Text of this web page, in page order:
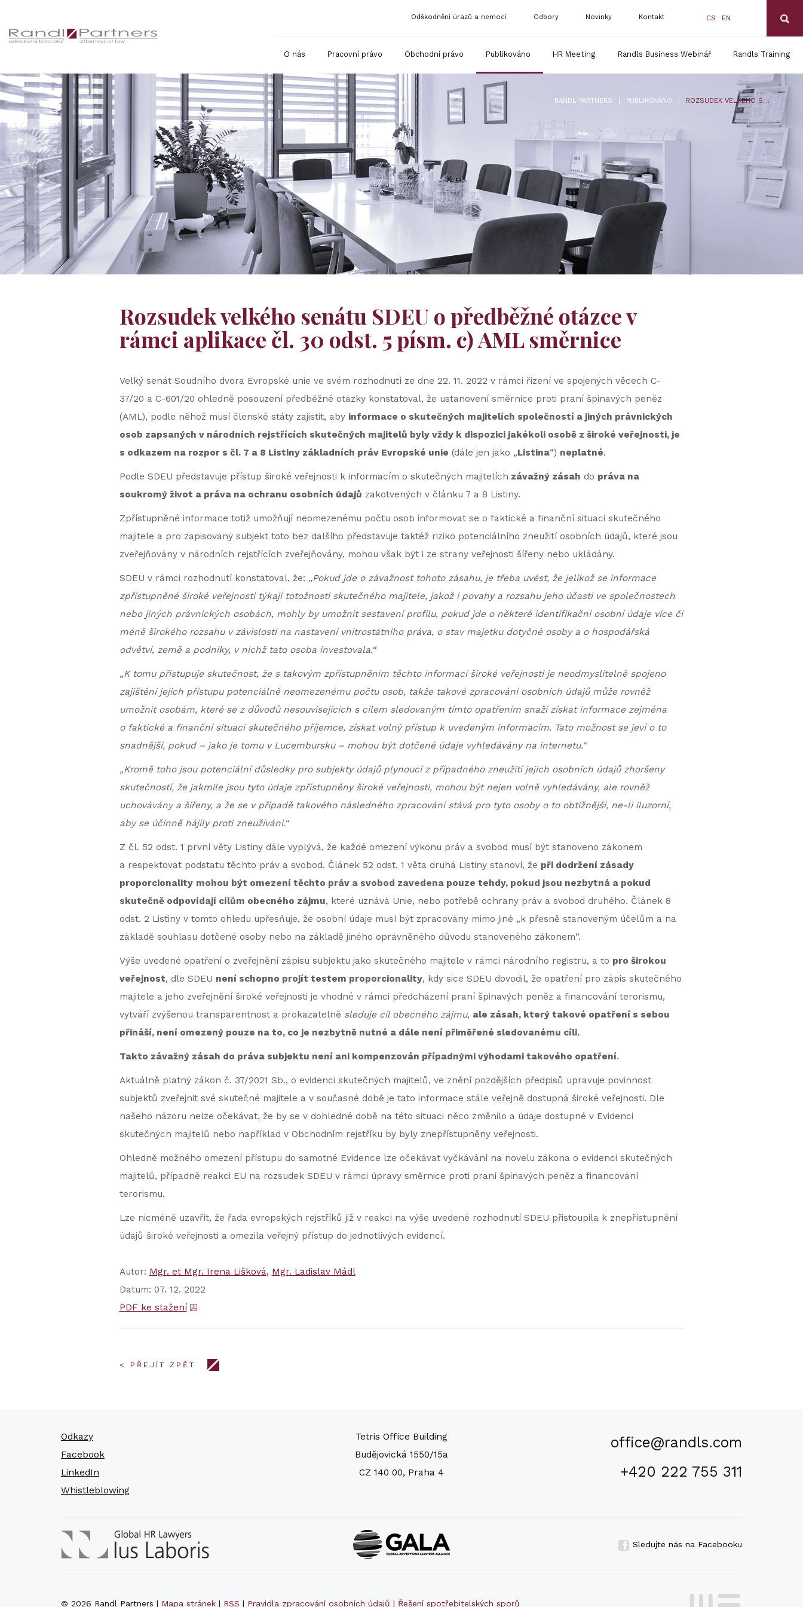
CS EN
Odškodnění úrazů a nemocí Odbory Novinky Kontakt
O nás Pracovní právo Obchodní právo Publikováno HR Meeting Randls Business Webinář Randls Training
RANDL PARTNERS PUBLIKOVÁNO ROZSUDEK VELKÉHO SENÁTU SDEU O PŘEDBĚŽNÉ OTÁZCE V RÁMCI APLIKACE ČL. 30 ODST. 5 PÍSM. C) AML SMĚRNICE
Rozsudek velkého senátu SDEU o předběžné otázce v
rámci aplikace čl. 30 odst. 5 písm. c) AML směrnice
Velký senát Soudního dvora Evropské unie ve svém rozhodnutí ze dne 22. 11. 2022 v rámci řízení ve spojených věcech C-
37/20 a C-601/20 ohledně posouzení předběžné otázky konstatoval, že ustanovení směrnice proti praní špinavých peněz
(AML), podle něhož musí členské státy zajistit, aby informace o skutečných majitelích společností a jiných právnických
osob zapsaných v národních rejstřících skutečných majitelů byly vždy k dispozici jakékoli osobě z široké veřejnosti, je
s odkazem na rozpor s čl. 7 a 8 Listiny základních práv Evropské unie (dále jen jako „Listina“) neplatné.
Podle SDEU představuje přístup široké veřejnosti k informacím o skutečných majitelích závažný zásah do práva na
soukromý život a práva na ochranu osobních údajů zakotvených v článku 7 a 8 Listiny.
Zpřístupněné informace totiž umožňují neomezenému počtu osob informovat se o faktické a finanční situaci skutečného
majitele a pro zapisovaný subjekt toto bez dalšího představuje taktéž riziko potenciálního zneužití osobních údajů, které jsou
zveřejňovány v národních rejstřících zveřejňovány, mohou však být i ze strany veřejnosti šířeny nebo ukládány.
SDEU v rámci rozhodnutí konstatoval, že: „Pokud jde o závažnost tohoto zásahu, je třeba uvést, že jelikož se informace
zpřístupněné široké veřejnosti týkají totožnosti skutečného majitele, jakož i povahy a rozsahu jeho účasti ve společnostech
nebo jiných právnických osobách, mohly by umožnit sestavení profilu, pokud jde o některé identifikační osobní údaje více či
méně širokého rozsahu v závislosti na nastavení vnitrostátního práva, o stav majetku dotyčné osoby a o hospodářská
odvětví, země a podniky, v nichž tato osoba investovala.“
„K tomu přistupuje skutečnost, že s takovým zpřístupněním těchto informací široké veřejnosti je neodmyslitelně spojeno
zajištění jejich přístupu potenciálně neomezenému počtu osob, takže takové zpracování osobních údajů může rovněž
umožnit osobám, které se z důvodů nesouvisejících s cílem sledovaným tímto opatřením snaží získat informace zejména
o faktické a finanční situaci skutečného příjemce, získat volný přístup k uvedeným informacím. Tato možnost se jeví o to
snadnější, pokud – jako je tomu v Lucembursku – mohou být dotčené údaje vyhledávány na internetu.“
„Kromě toho jsou potenciální důsledky pro subjekty údajů plynoucí z případného zneužití jejich osobních údajů zhoršeny
skutečností, že jakmile jsou tyto údaje zpřístupněny široké veřejnosti, mohou být nejen volně vyhledávány, ale rovněž
uchovávány a šířeny, a že se v případě takového následného zpracování stává pro tyto osoby o to obtížnější, ne-li iluzorní,
aby se účinně hájily proti zneužívání.“
Z čl. 52 odst. 1 první věty Listiny dále vyplývá, že každé omezení výkonu práv a svobod musí být stanoveno zákonem
a respektovat podstatu těchto práv a svobod. Článek 52 odst. 1 věta druhá Listiny stanoví, že při dodržení zásady
proporcionality mohou být omezení těchto práv a svobod zavedena pouze tehdy, pokud jsou nezbytná a pokud
skutečně odpovídají cílům obecného zájmu, které uznává Unie, nebo potřebě ochrany práv a svobod druhého. Článek 8
odst. 2 Listiny v tomto ohledu upřesňuje, že osobní údaje musí být zpracovány mimo jiné „k přesně stanoveným účelům a na
základě souhlasu dotčené osoby nebo na základě jiného oprávněného důvodu stanoveného zákonem“.
Výše uvedené opatření o zveřejnění zápisu subjektu jako skutečného majitele v rámci národního registru, a to pro širokou
veřejnost, dle SDEU není schopno projít testem proporcionality, kdy sice SDEU dovodil, že opatření pro zápis skutečného
majitele a jeho zveřejnění široké veřejnosti je vhodné v rámci předcházení praní špinavých peněz a financování terorismu,
vytváří zvýšenou transparentnost a prokazatelně sleduje cíl obecného zájmu, ale zásah, který takové opatření s sebou
přináší, není omezený pouze na to, co je nezbytně nutné a dále není přiměřené sledovanému cíli.
Takto závažný zásah do práva subjektu není ani kompenzován případnými výhodami takového opatření.
Aktuálně platný zákon č. 37/2021 Sb., o evidenci skutečných majitelů, ve znění pozdějších předpisů upravuje povinnost
subjektů zveřejnit své skutečné majitele a v současné době je tato informace stále veřejně dostupná široké veřejnosti. Dle
našeho názoru nelze očekávat, že by se v dohledné době na této situaci něco změnilo a údaje dostupné v Evidenci
skutečných majitelů nebo například v Obchodním rejstříku by byly znepřístupněny veřejnosti.
Ohledně možného omezení přístupu do samotné Evidence lze očekávat vyčkávání na novelu zákona o evidenci skutečných
majitelů, případně reakci EU na rozsudek SDEU v rámci úpravy směrnice proti praní špinavých peněz a financování
terorismu.
Lze nicméně uzavřít, že řada evropských rejstříků již v reakci na výše uvedené rozhodnutí SDEU přistoupila k znepřístupnění
údajů široké veřejnosti a omezila veřejný přístup do jednotlivých evidencí.
Autor: Mgr. et Mgr. Irena Lišková Mgr. Ladislav Mádl
Datum: 07. 12. 2022
PDF ke stažení
< PŘEJÍT ZPĚT
Odkazy
Facebook
LinkedIn
Whistleblowing
Tetris Office Building
Budějovická 1550/15a
CZ 140 00, Praha 4
office@randls.com
+420 222 755 311
Sledujte nás na Facebooku
© 2026 Randl Partners | Mapa stránek | RSS | Pravidla zpracování osobních údajů | Řešení spotřebitelských sporů